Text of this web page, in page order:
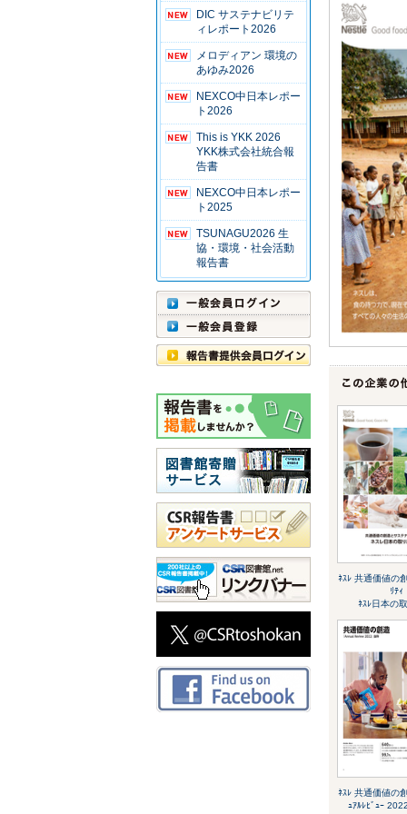
DIC サステナビリテ
ィレポート2026
メロディアン 環境の
あゆみ2026
NEXCO中日本レポー
ト2026
This is YKK 2026
YKK株式会社統合報
告書
NEXCO中日本レポー
ト2025
TSUNAGU2026 生
協・環境・社会活動
報告書
ﾈｽﾚ 共通価値の
ﾘﾃｨ
ﾈｽﾚ日本の
ﾈｽﾚ 共通価値の
ｭｱﾙﾚﾋﾞｭｰ